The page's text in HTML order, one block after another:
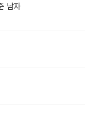
남자